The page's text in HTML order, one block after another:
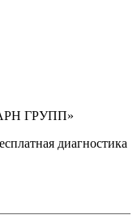
ГРУПП»
диагностика